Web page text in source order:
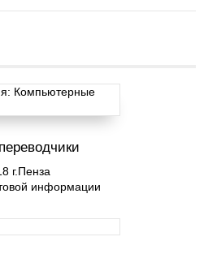
г.Пенза
информации